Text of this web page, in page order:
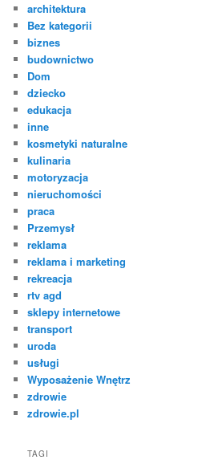
architektura
Bez kategorii
biznes
budownictwo
Dom
dziecko
edukacja
inne
kosmetyki naturalne
kulinaria
motoryzacja
nieruchomości
praca
Przemysł
reklama
reklama i marketing
rekreacja
rtv agd
sklepy internetowe
transport
uroda
usługi
Wyposażenie Wnętrz
zdrowie
zdrowie.pl
TAGI